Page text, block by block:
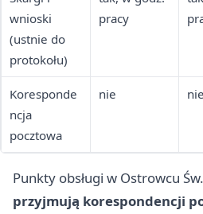
uzdrowisko
we, Profil
Zaufany,
status
ubezpieczen
wnioski
(ustnie do
protokołu)
pracy
Koresponde
ncja
pocztowa
nie nie
Punkty obsługi w Ostrowcu
przyjmują korespondencji